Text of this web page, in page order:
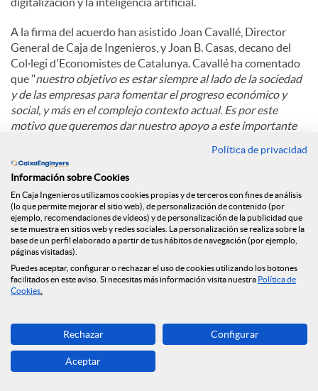
A la firma del acuerdo han asistido Joan Cavallé, Director
General de Caja de Ingenieros, y Joan B. Casas, decano del
Col·legi d'Economistes de Catalunya. Cavallé ha comentado
que "nuestro objetivo es estar siempre al lado de la sociedad
y de las empresas para fomentar el progreso económico y
social, y más en el complejo contexto actual. Es por este
motivo que queremos dar nuestro apoyo a este importante
empresarial y económico de Cataluña"
C
o
m
p
Noticias relacionadas
Caja Ingenieros refuerza su compromiso con la
economía social con su incorporación al Grupo
Clade
Caja Ingenieros refuerza su presencia en Madrid
Política de privacidad
Información sobre Cookies
En Caja Ingenieros utilizamos cookies propias y de terceros con fines de análisis
(lo que permite mejorar el sitio web), de personalización de contenido (por
ejemplo, recomendaciones de vídeos) y de personalización de la publicidad que
se te muestra en sitios web y redes sociales. La personalización se realiza sobre la
base de un perfil elaborado a partir de tus hábitos de navegación (por ejemplo,
páginas visitadas).
Puedes aceptar, configurar o rechazar el uso de cookies utilizando los botones
facilitados en este aviso. Si necesitas más información visita nuestra Política de
Cookies
Rechazar Configurar
Aceptar